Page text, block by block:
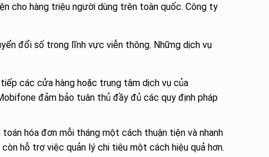
cho hàng triệu người dùng trên toàn quốc. Công ty
đổi số trong lĩnh vực viễn thông. Những dịch vụ
các cửa hàng hoặc trung tâm dịch vụ của
đảm bảo tuân thủ đầy đủ các quy định pháp
hóa đơn mỗi tháng một cách thuận tiện và nhanh
hỗ trợ việc quản lý chi tiêu một cách hiệu quả hơn.